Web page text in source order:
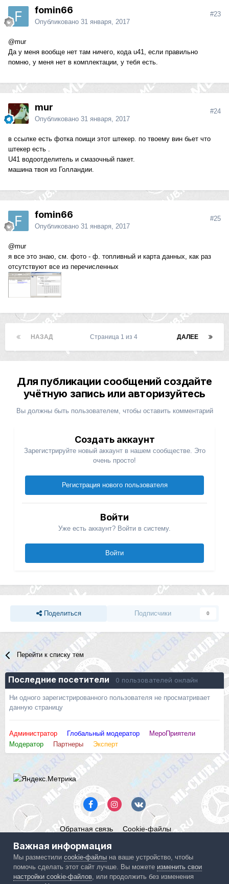
fomin66
Опубликовано 31 января, 2017
#23
@mur
Да у меня вообще нет там ничего, кода u41, если правильно
помню, у меня нет в комплектации, у тебя есть.
mur
Опубликовано 31 января, 2017
#24
в ссылке есть фотка поищи этот штекер. по твоему вин бьет что
штекер есть .
U41 водоотделитель и смазочный пакет.
машина твоя из Голландии.
fomin66
Опубликовано 31 января, 2017
#25
@mur
я все это знаю, см. фото - ф. топливный и карта данных, как раз
отсутствуют все из перечисленных
НАЗАД ДАЛЕЕ
Страница 1 из 4
Для публикации сообщений создайте
учётную запись или авторизуйтесь
Вы должны быть пользователем, чтобы оставить комментарий
Создать аккаунт
Зарегистрируйте новый аккаунт в нашем сообществе. Это
очень просто!
Регистрация нового пользователя
Войти
Уже есть аккаунт? Войти в систему.
Войти
Поделиться Подписчики 0
Перейти к списку тем
Последние посетители 0 пользователей онлайн
Ни одного зарегистрированного пользователя не просматривает
данную страницу
Администратор Глобальный модератор
МероПриятели
Модератор
Партнеры Эксперт
Обратная связь Cookie-файлы
Powered by Invision Community
Важная информация
Мы разместилиcookie-файлы на ваше устройство, чтобы
помочь сделать этот сайт лучше. Вы можете изменить свои
настройки cookie-файлов , или продолжить без изменения
IPS spam blocked by CleanTalk.